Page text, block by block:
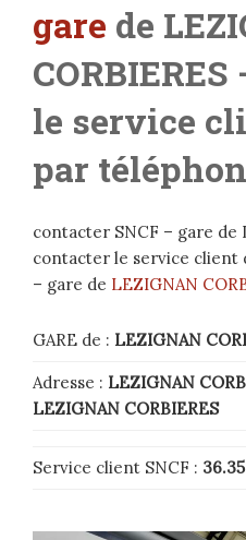
gare de
CORBIERES
le service
par
contacter SNCF – gare de
contacter le service client
– gare de LEZIGNAN
GARE de : LEZIGNAN
Adresse : LEZIGNAN
LEZIGNAN CORBIERES
Service client SNCF : 36.35